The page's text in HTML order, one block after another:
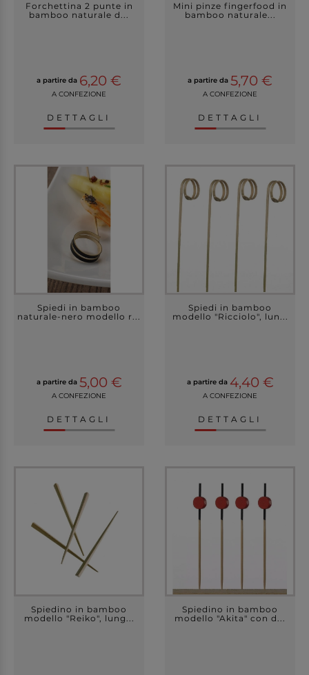
Forchettina 2 punte in
bamboo naturale d...
a partire da 6,20 €
A CONFEZIONE
DETTAGLI
Mini pinze fingerfood in
bamboo naturale...
a partire da 5,70 €
A CONFEZIONE
DETTAGLI
Spiedi in bamboo
naturale-nero modello r...
a partire da 5,00 €
A CONFEZIONE
DETTAGLI
Spiedi in bamboo
modello "Ricciolo", lun...
a partire da 4,40 €
A CONFEZIONE
DETTAGLI
Spiedino in bamboo
modello "Reiko", lung...
Spiedino in bamboo
modello "Akita" con d...